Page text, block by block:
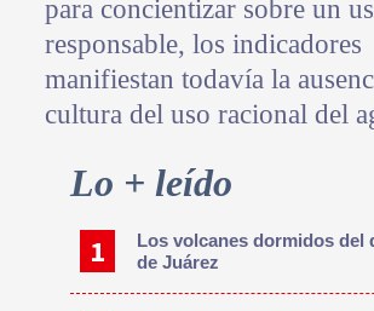
para concientizar sobre un
responsable, los indicadores
manifiestan todavía la
cultura del uso racional del
Primary
Sidebar
Lo + leído
Los volcanes dormidos del
de Juárez